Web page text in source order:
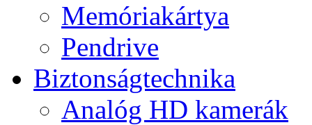
Memóriakártya
Pendrive
Biztonságtechnika
Analóg HD kamerák